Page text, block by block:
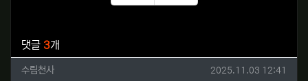
추천
비추천
댓글 3개
수림천사님의 댓글
수림천사 작성일
2025.11.03 12:41